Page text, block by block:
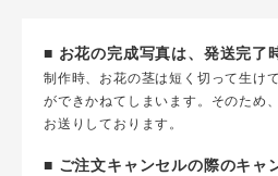
■ お花の完成写真は、発送完了
制作時、お花の茎は短く切って生け
ができかねてしまいます。そのため
お送りしております。
■ ご注文キャンセルの際のキャ